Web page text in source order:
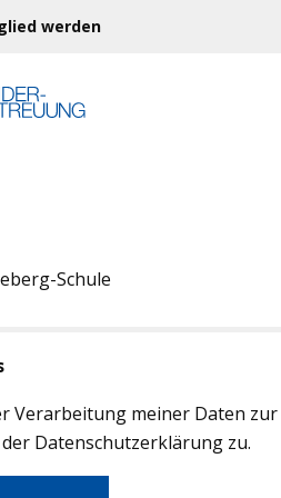
werden
Verarbeitung meiner Daten
Datenschutzerklärung zu.